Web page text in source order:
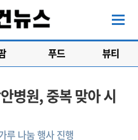
푸드 뷰티
병원, 중복 맞아 시
루 나눔 행사 진행